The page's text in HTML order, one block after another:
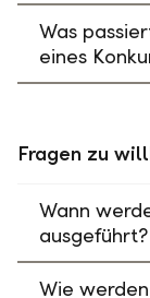
Was
eines
Fragen zu
Wann
ausgeführt?
Wie